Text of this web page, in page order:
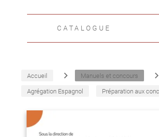
CATALOGUE
Accueil navigate_next Manuels et concours navigate_next
Agrégation Espagnol Préparation aux